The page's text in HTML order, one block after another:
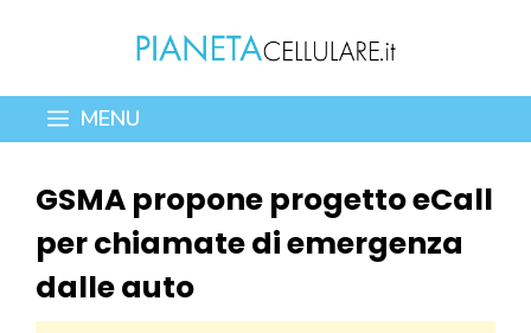
contenuto
MENU
GSMA propone progetto eCall
per chiamate di emergenza
dalle auto